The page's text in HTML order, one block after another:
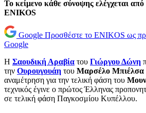
Το κείμενο κάθε σύνοψης ελέγχεται
ENIKOS
Google Προσθέστε το ENIKOS ως
Google
Η Σαουδική Αραβία του Γιώργου Δώνη
την Ουρουγουάη του Μαρσέλο Μπιέλσα
αναμέτρηση για την τελική φάση του
τεχνικός έγινε ο πρώτος Έλληνας
σε τελική φάση Παγκοσμίου Κυπέλλου.